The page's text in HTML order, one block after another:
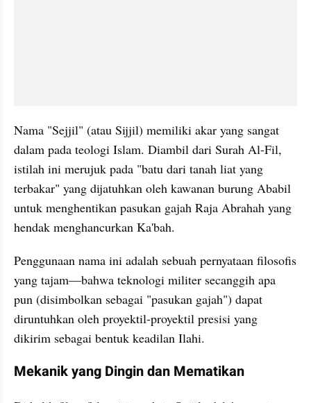
Nama "Sejjil" (atau Sijjil) memiliki akar yang sangat
dalam pada teologi Islam. Diambil dari Surah Al-Fil,
istilah ini merujuk pada "batu dari tanah liat yang
terbakar" yang dijatuhkan oleh kawanan burung Ababil
untuk menghentikan pasukan gajah Raja Abrahah yang
hendak menghancurkan Ka'bah.
Penggunaan nama ini adalah sebuah pernyataan filosofis
yang tajam—bahwa teknologi militer secanggih apa
pun (disimbolkan sebagai "pasukan gajah") dapat
diruntuhkan oleh proyektil-proyektil presisi yang
dikirim sebagai bentuk keadilan Ilahi.
Mekanik yang Dingin dan Mematikan